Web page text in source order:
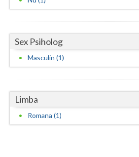
Timis
Tulcea
Vaslui
Vrancea
Sex Psiholog
Masculin (1)
Limba
Romana (1)